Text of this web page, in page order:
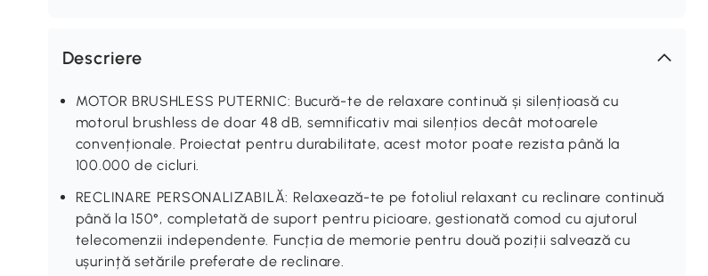
Descriere
MOTOR BRUSHLESS PUTERNIC: Bucură-te de relaxare continuă și silențioasă cu
motorul brushless de doar 48 dB, semnificativ mai silențios decât motoarele
convenționale. Proiectat pentru durabilitate, acest motor poate rezista până la
100.000 de cicluri.
RECLINARE PERSONALIZABILĂ: Relaxează-te pe fotoliul relaxant cu reclinare continuă
până la 150°, completată de suport pentru picioare, gestionată comod cu ajutorul
telecomenzii independente. Funcția de memorie pentru două poziții salvează cu
ușurință setările preferate de reclinare.